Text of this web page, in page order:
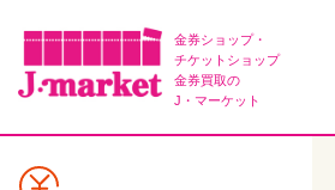
金券ショップ・
チケットショップ
金券買取の
J・マーケット